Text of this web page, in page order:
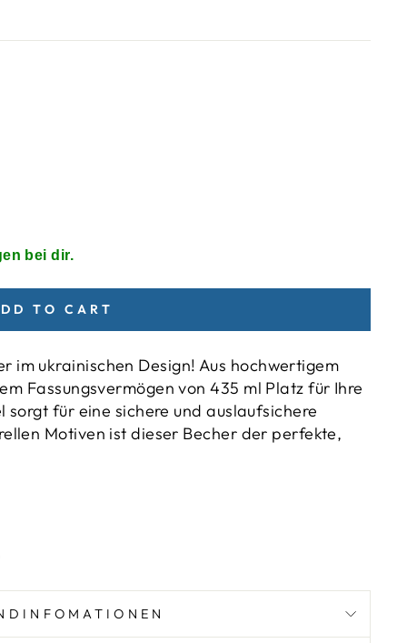
bei dir.
TO CART
im ukrainischen Design! Aus hochwertigem
Fassungsvermögen von 435 ml Platz für Ihre
für eine sichere und auslaufsichere
Motiven ist dieser Becher der perfekte,